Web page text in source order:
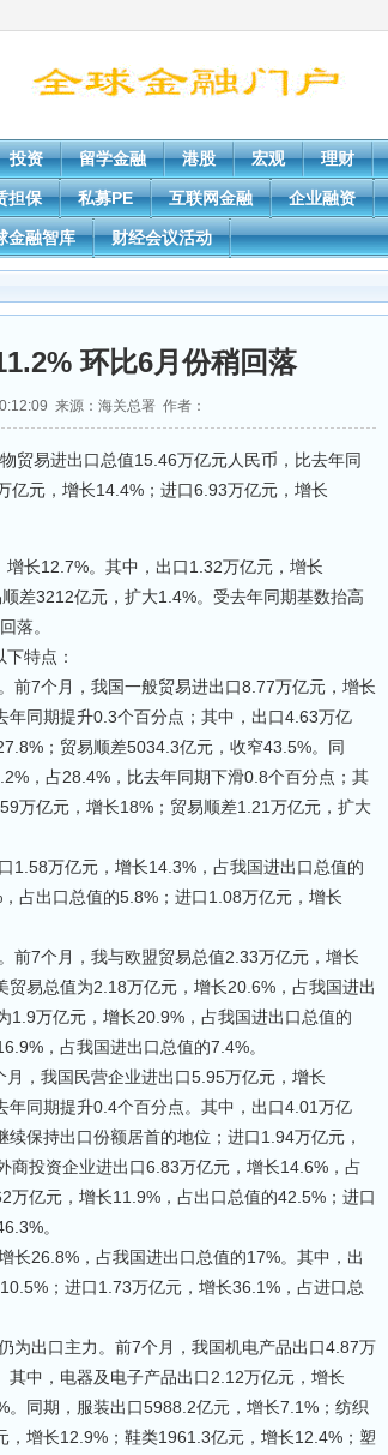
投资 留学金融 港股 宏观 理财
担保 私募PE 互联网金融 企业融资
金融智库 财经会议活动
环比6月份稍回落
来源：海关总署 作者：
易进出口总值15.46万亿元人民币，比去年同
亿元，增长14.4%；进口6.93万亿元，增长
长12.7%。其中，出口1.32万亿元，增长
差3212亿元，扩大1.4%。受去年同期基数抬高
落。
特点：
7个月，我国一般贸易进出口8.77万亿元，增长
年同期提升0.3个百分点；其中，出口4.63万亿
；贸易顺差5034.3亿元，收窄43.5%。同
，占28.4%，比去年同期下滑0.8个百分点；其
万亿元，增长18%；贸易顺差1.21万亿元，扩大
万亿元，增长14.3%，占我国进出口总值的
占出口总值的5.8%；进口1.08万亿元，增长
7个月，我与欧盟贸易总值2.33万亿元，增长
易总值为2.18万亿元，增长20.6%，占我国进出
1.9万亿元，增长20.9%，占我国进出口总值的
，占我国进出口总值的7.4%。
，我国民营企业进出口5.95万亿元，增长
年同期提升0.4个百分点。其中，出口4.01万亿
保持出口份额居首的地位；进口1.94万亿元，
商投资企业进出口6.83万亿元，增长14.6%，占
万亿元，增长11.9%，占出口总值的42.5%；进口
。
26.8%，占我国进出口总值的17%。其中，出
；进口1.73万亿元，增长36.1%，占进口总
出口主力。前7个月，我国机电产品出口4.87万
中，电器及电子产品出口2.12万亿元，增长
同期，服装出口5988.2亿元，增长7.1%；纺织
增长12.9%；鞋类1961.3亿元，增长12.4%；塑